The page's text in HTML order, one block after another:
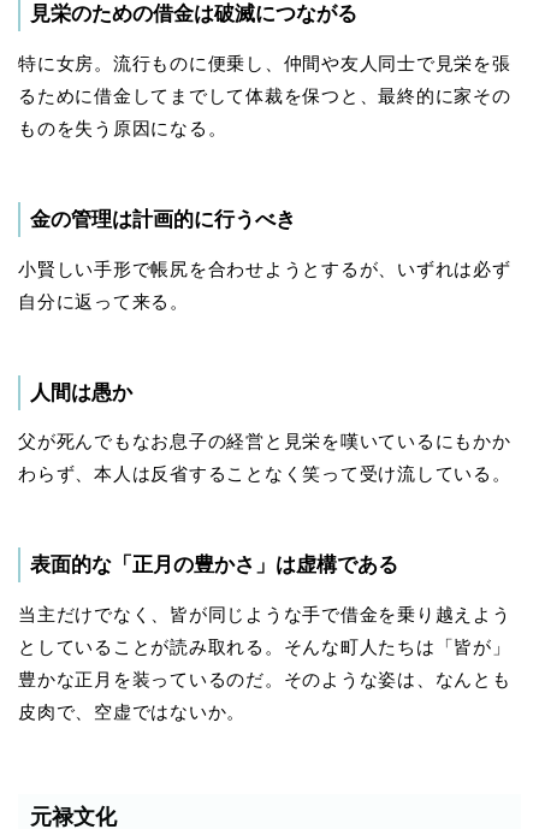
見栄のための借金は破滅につながる
特に女房。流行ものに便乗し、仲間や友人同士で見栄を張
るために借金してまでして体裁を保つと、最終的に家その
ものを失う原因になる。
金の管理は計画的に行うべき
小賢しい手形で帳尻を合わせようとするが、いずれは必ず
自分に返って来る。
人間は愚か
父が死んでもなお息子の経営と見栄を嘆いているにもかか
わらず、本人は反省することなく笑って受け流している。
表面的な「正月の豊かさ」は虚構である
当主だけでなく、皆が同じような手で借金を乗り越えよう
としていることが読み取れる。そんな町人たちは「皆が」
豊かな正月を装っているのだ。そのような姿は、なんとも
皮肉で、空虚ではないか。
元禄文化